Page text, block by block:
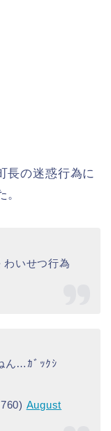
長の迷惑行為に
わいせつ行為
ん…ｶﾞｯｸｼ
August